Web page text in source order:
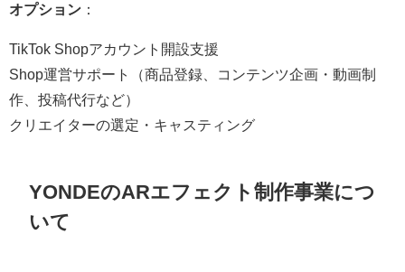
オプション ：
TikTok Shopアカウント開設支援
Shop運営サポート（商品登録、コンテンツ企画・動画制
作、投稿代行など）
クリエイターの選定・キャスティング
YONDEのARエフェクト制作事業につ
いて